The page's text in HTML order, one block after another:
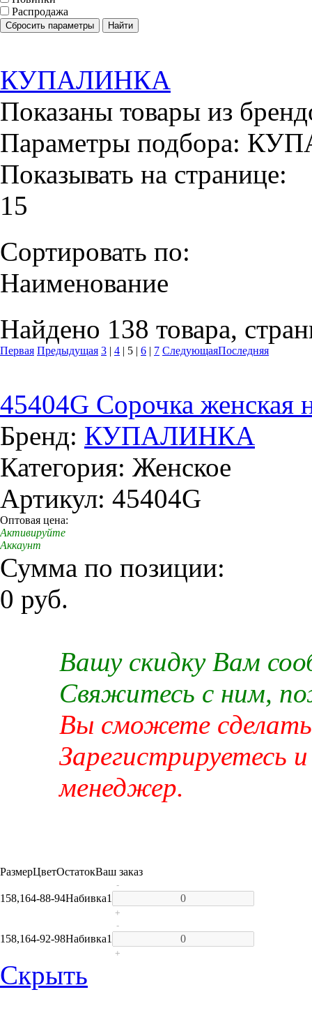
Распродажа
Сбросить параметры Найти
КУПАЛИНКА
Показаны товары из
Параметры подбора:
Показывать на странице:
15
Сортировать по:
Наименование
Найдено 138 товара,
Первая Предыдущая 3 | 4 | 5 | 6 | 7 СледующаяПоследняя
45404G Сорочка женская
Бренд: КУПАЛИНКА
Категория: Женское
Артикул: 45404G
Оптовая цена:
Активируйте
Аккаунт
Сумма по позиции:
0 руб.
Вашу скидку Вам
Свяжитесь с ним,
Вы сможете сделать
Зарегистрируетесь
менеджер.
РазмерЦветОстатокВаш заказ
158,164-88-94Набивка1
-
+
158,164-92-98Набивка1
-
+
Скрыть